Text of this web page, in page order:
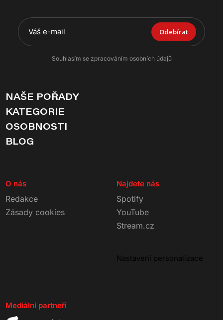
Odebírat
Souhlasím se zpracováním osobních údajů
NAŠE POŘADY
KATEGORIE
OSOBNOSTI
BLOG
O nás
Redakce
Zásady cookies
Najdete nás
Spotify
YouTube
Stream.cz
Nastavení personalizace
Mediální partneři